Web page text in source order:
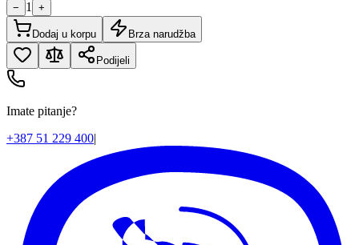
− 1 +
Dodaj u korpu Brza narudžba
Podijeli
Imate pitanje?
+387 51 229 400|